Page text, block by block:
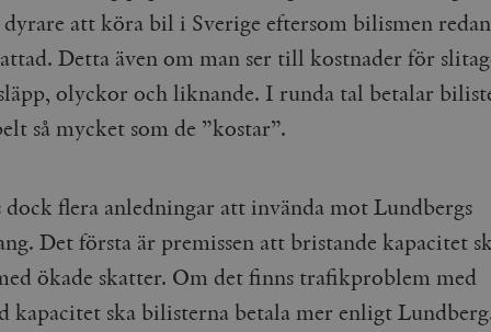
att köra bil i Sverige eftersom bilismen
Detta även om man ser till kostnader för
olyckor och liknande. I runda tal betalar
så mycket som de ”kostar”.
flera anledningar att invända mot Lundbergs
Det första är premissen att bristande kapacitet
ökade skatter. Om det finns trafikproblem med
kapacitet ska bilisterna betala mer enligt